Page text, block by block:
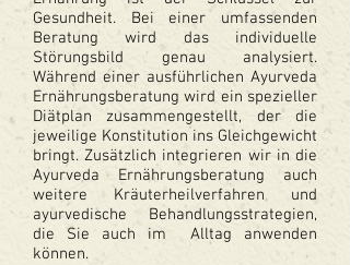
Gesundheit. Bei einer umfassenden
Beratung wird das individuelle
Störungsbild genau analysiert.
Während einer ausführlichen Ayurveda
Ernährungsberatung wird ein spezieller
Diätplan zusammengestellt, der die
jeweilige Konstitution ins Gleichgewicht
bringt. Zusätzlich integrieren wir in die
Ayurveda Ernährungsberatung auch
weitere Kräuterheilverfahren und
ayurvedische Behandlungsstrategien,
die Sie auch im Alltag anwenden
können.